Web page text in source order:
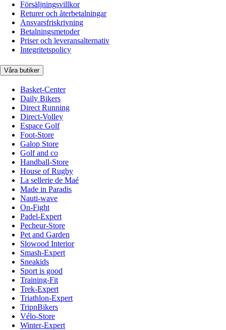
Försäljningsvillkor
Returer och återbetalningar
Ansvarsfriskrivning
Betalningsmetoder
Priser och leveransalternativ
Integritetspolicy
Våra butiker
Basket-Center
Daily Bikers
Direct Running
Direct-Volley
Espace Golf
Foot-Store
Galop Store
Golf and co
Handball-Store
House of Rugby
La sellerie de Maé
Made in Paradis
Nauti-wave
On-Fight
Padel-Expert
Pecheur-Store
Pet and Garden
Slowood Interior
Smash-Expert
Sneakids
Sport is good
Training-Fit
Trek-Expert
Triathlon-Expert
TripnBikers
Vélo-Store
Winter-Expert